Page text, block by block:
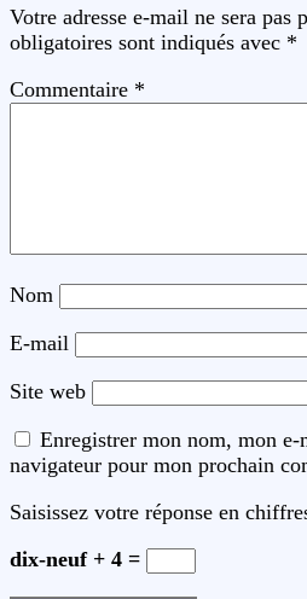
Votre adresse e-mail ne sera pas
obligatoires sont indiqués avec *
Commentaire *
Nom
E-mail
Site web
Enregistrer mon nom, mon
navigateur pour mon prochain
Saisissez votre réponse en
dix-neuf + 4 =